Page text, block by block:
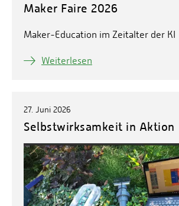
Maker Faire 2026
Maker-Education im Zeitalter der KI
Weiterlesen
27. Juni 2026
Selbstwirksamkeit in Aktion